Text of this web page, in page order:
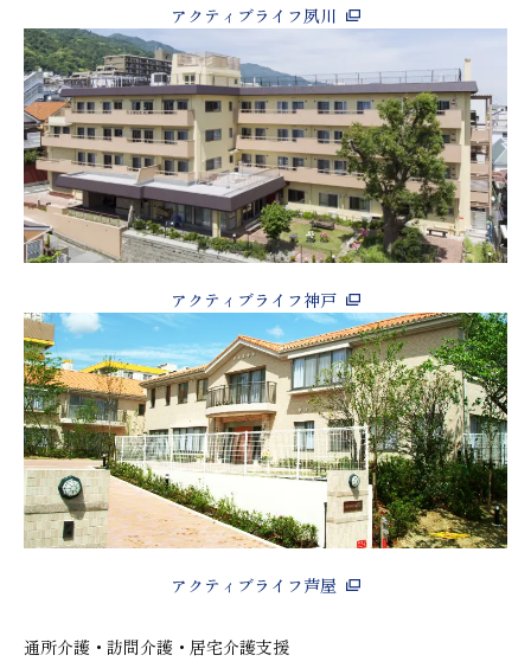
アクティブライフ夙川
アクティブライフ神戸
アクティブライフ芦屋
通所介護・訪問介護・居宅介護支援